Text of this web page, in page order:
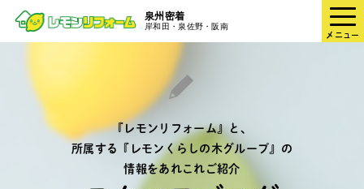
泉州密着
岸和田・泉佐野・阪南
メニュー
『レモンリフォーム』と、
所属する『レモンくらしの木グループ』の
情報をあれこれご紹介